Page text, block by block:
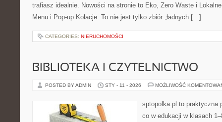
trafiasz idealnie. Nowości na stronie to Eko, Zero Waste i
Menu i Pop-up Kolacje. To nie jest tylko zbiór „ładnych […]
CATEGORIES: NIERUCHOMOŚCI
BIBLIOTEKA I CZYTELNICTWO
POSTED BY ADMIN STY - 11 - 2026 MOŻLIWOŚĆ
sptopolka.pl to praktyczna
co w edukacji w klasach